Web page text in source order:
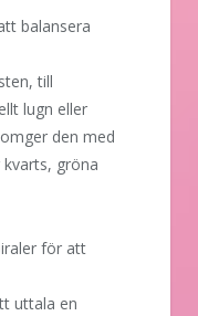
balansera
till
lugn eller
den med
gröna
för att
uttala en